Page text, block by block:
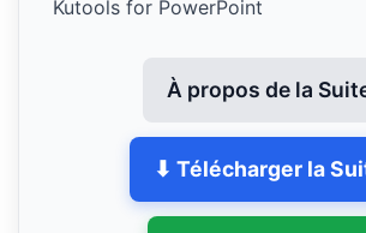
Kutools for PowerPoint
À propos de la
⬇ Télécharger la